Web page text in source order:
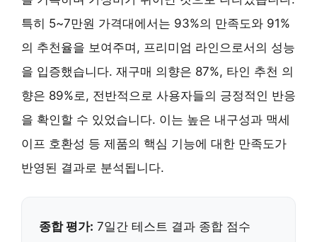
특히 5~7만원 가격대에서는 93%의 만족도와 91%
의 추천율을 보여주며, 프리미엄 라인으로서의 성능
을 입증했습니다. 재구매 의향은 87%, 타인 추천 의
향은 89%로, 전반적으로 사용자들의 긍정적인 반응
을 확인할 수 있었습니다. 이는 높은 내구성과 맥세
이프 호환성 등 제품의 핵심 기능에 대한 만족도가
반영된 결과로 분석됩니다.
종합 평가: 7일간 테스트 결과 종합 점수